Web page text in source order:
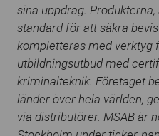
sina uppdrag.
standard för att säkra
kompletteras med verktyg
utbildningsutbud med
kriminalteknik. Företaget
länder över hela världen,
via distributörer. MSAB är